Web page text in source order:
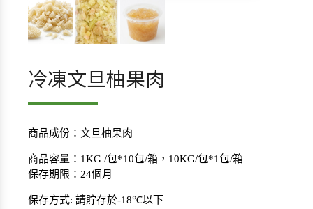
冷凍文旦柚果肉
商品成份：文旦柚果肉
商品容量： 1KG /包*10包/箱， 10KG/包*1包/箱
保存期限： 24個月
保存方式: 請貯存於-18℃以下